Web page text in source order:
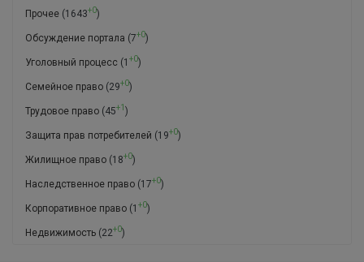
Прочее (1643+0)
Обсуждение портала (7+0)
Уголовный процесс (1 +0)
Семейное право (29+0)
Трудовое право (45+1 )
Защита прав потребителей (19+0)
Жилищное право (18+0)
Наследственное право (17+0)
Корпоративное право (1 +0)
Недвижимость (22+0)